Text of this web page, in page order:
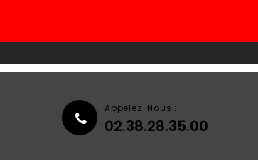
Appelez-Nous :
02.38.28.35.00